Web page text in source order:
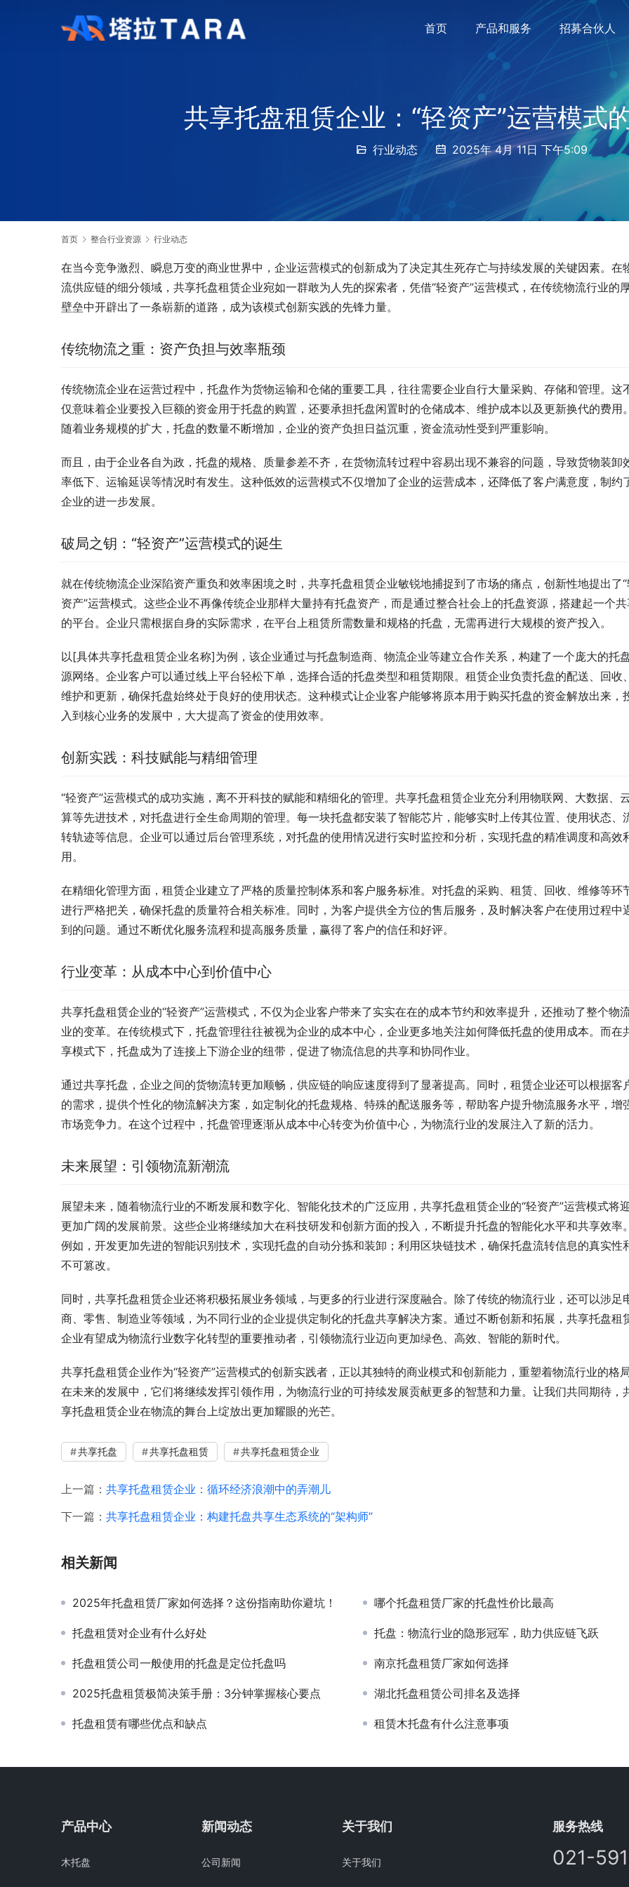
首页 产品和服务 招募合伙人
共享托盘租赁企业：“轻资产”运营模式
行业动态 2025年 4月 11日 下午5:09
首页 整合行业资源 行业动态
在当今竞争激烈、瞬息万变的商业世界中，企业运营模式的创新成为了决定其生死存亡与持续发展的关键因素。在
流供应链的细分领域，共享托盘租赁企业宛如一群敢为人先的探索者，凭借“轻资产”运营模式，在传统物流行业的
壁垒中开辟出了一条崭新的道路，成为该模式创新实践的先锋力量。
传统物流之重：资产负担与效率瓶颈
传统物流企业在运营过程中，托盘作为货物运输和仓储的重要工具，往往需要企业自行大量采购、存储和管理。这
仅意味着企业要投入巨额的资金用于托盘的购置，还要承担托盘闲置时的仓储成本、维护成本以及更新换代的费用。
随着业务规模的扩大，托盘的数量不断增加，企业的资产负担日益沉重，资金流动性受到严重影响。
而且，由于企业各自为政，托盘的规格、质量参差不齐，在货物流转过程中容易出现不兼容的问题，导致货物装卸
率低下、运输延误等情况时有发生。这种低效的运营模式不仅增加了企业的运营成本，还降低了客户满意度，制约
企业的进一步发展。
破局之钥：“轻资产”运营模式的诞生
就在传统物流企业深陷资产重负和效率困境之时，共享托盘租赁企业敏锐地捕捉到了市场的痛点，创新性地提出了“
资产”运营模式。这些企业不再像传统企业那样大量持有托盘资产，而是通过整合社会上的托盘资源，搭建起一个
的平台。企业只需根据自身的实际需求，在平台上租赁所需数量和规格的托盘，无需再进行大规模的资产投入。
以[具体共享托盘租赁企业名称]为例，该企业通过与托盘制造商、物流企业等建立合作关系，构建了一个庞大的托
源网络。企业客户可以通过线上平台轻松下单，选择合适的托盘类型和租赁期限。租赁企业负责托盘的配送、回收、
维护和更新，确保托盘始终处于良好的使用状态。这种模式让企业客户能够将原本用于购买托盘的资金解放出来，
入到核心业务的发展中，大大提高了资金的使用效率。
创新实践：科技赋能与精细管理
“轻资产”运营模式的成功实施，离不开科技的赋能和精细化的管理。共享托盘租赁企业充分利用物联网、大数据、
算等先进技术，对托盘进行全生命周期的管理。每一块托盘都安装了智能芯片，能够实时上传其位置、使用状态、
转轨迹等信息。企业可以通过后台管理系统，对托盘的使用情况进行实时监控和分析，实现托盘的精准调度和高效
用。
在精细化管理方面，租赁企业建立了严格的质量控制体系和客户服务标准。对托盘的采购、租赁、回收、维修等环
进行严格把关，确保托盘的质量符合相关标准。同时，为客户提供全方位的售后服务，及时解决客户在使用过程中
到的问题。通过不断优化服务流程和提高服务质量，赢得了客户的信任和好评。
行业变革：从成本中心到价值中心
共享托盘租赁企业的“轻资产”运营模式，不仅为企业客户带来了实实在在的成本节约和效率提升，还推动了整个物
业的变革。在传统模式下，托盘管理往往被视为企业的成本中心，企业更多地关注如何降低托盘的使用成本。而在
享模式下，托盘成为了连接上下游企业的纽带，促进了物流信息的共享和协同作业。
通过共享托盘，企业之间的货物流转更加顺畅，供应链的响应速度得到了显著提高。同时，租赁企业还可以根据客
的需求，提供个性化的物流解决方案，如定制化的托盘规格、特殊的配送服务等，帮助客户提升物流服务水平，增
市场竞争力。在这个过程中，托盘管理逐渐从成本中心转变为价值中心，为物流行业的发展注入了新的活力。
未来展望：引领物流新潮流
展望未来，随着物流行业的不断发展和数字化、智能化技术的广泛应用，共享托盘租赁企业的“轻资产”运营模式将
更加广阔的发展前景。这些企业将继续加大在科技研发和创新方面的投入，不断提升托盘的智能化水平和共享效率。
例如，开发更加先进的智能识别技术，实现托盘的自动分拣和装卸；利用区块链技术，确保托盘流转信息的真实性
不可篡改。
同时，共享托盘租赁企业还将积极拓展业务领域，与更多的行业进行深度融合。除了传统的物流行业，还可以涉足
商、零售、制造业等领域，为不同行业的企业提供定制化的托盘共享解决方案。通过不断创新和拓展，共享托盘租
企业有望成为物流行业数字化转型的重要推动者，引领物流行业迈向更加绿色、高效、智能的新时代。
共享托盘租赁企业作为“轻资产”运营模式的创新实践者，正以其独特的商业模式和创新能力，重塑着物流行业的格局
在未来的发展中，它们将继续发挥引领作用，为物流行业的可持续发展贡献更多的智慧和力量。让我们共同期待，
享托盘租赁企业在物流的舞台上绽放出更加耀眼的光芒。
共享托盘 共享托盘租赁 共享托盘租赁企业
上一篇： 共享托盘租赁企业：循环经济浪潮中的弄潮儿
下一篇： 共享托盘租赁企业：构建托盘共享生态系统的“架构师”
相关新闻
2025年托盘租赁厂家如何选择？这份指南助你避坑！ 哪个托盘租赁厂家的托盘性价比最高
托盘租赁对企业有什么好处 托盘：物流行业的隐形冠军，助力供应链飞跃
托盘租赁公司一般使用的托盘是定位托盘吗 南京托盘租赁厂家如何选择
2025托盘租赁极简决策手册：3分钟掌握核心要点 湖北托盘租赁公司排名及选择
托盘租赁有哪些优点和缺点 租赁木托盘有什么注意事项
产品中心
木托盘
新闻动态
公司新闻
关于我们
关于我们
服务热线
021-